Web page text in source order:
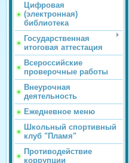
Цифровая
(электронная)
библиотека
Государственная
итоговая аттестация
Всероссийские
проверочные работы
Внеурочная
деятельность
Ежедневное меню
Школьный спортивный
клуб "Пламя"
Противодействие
коррупции